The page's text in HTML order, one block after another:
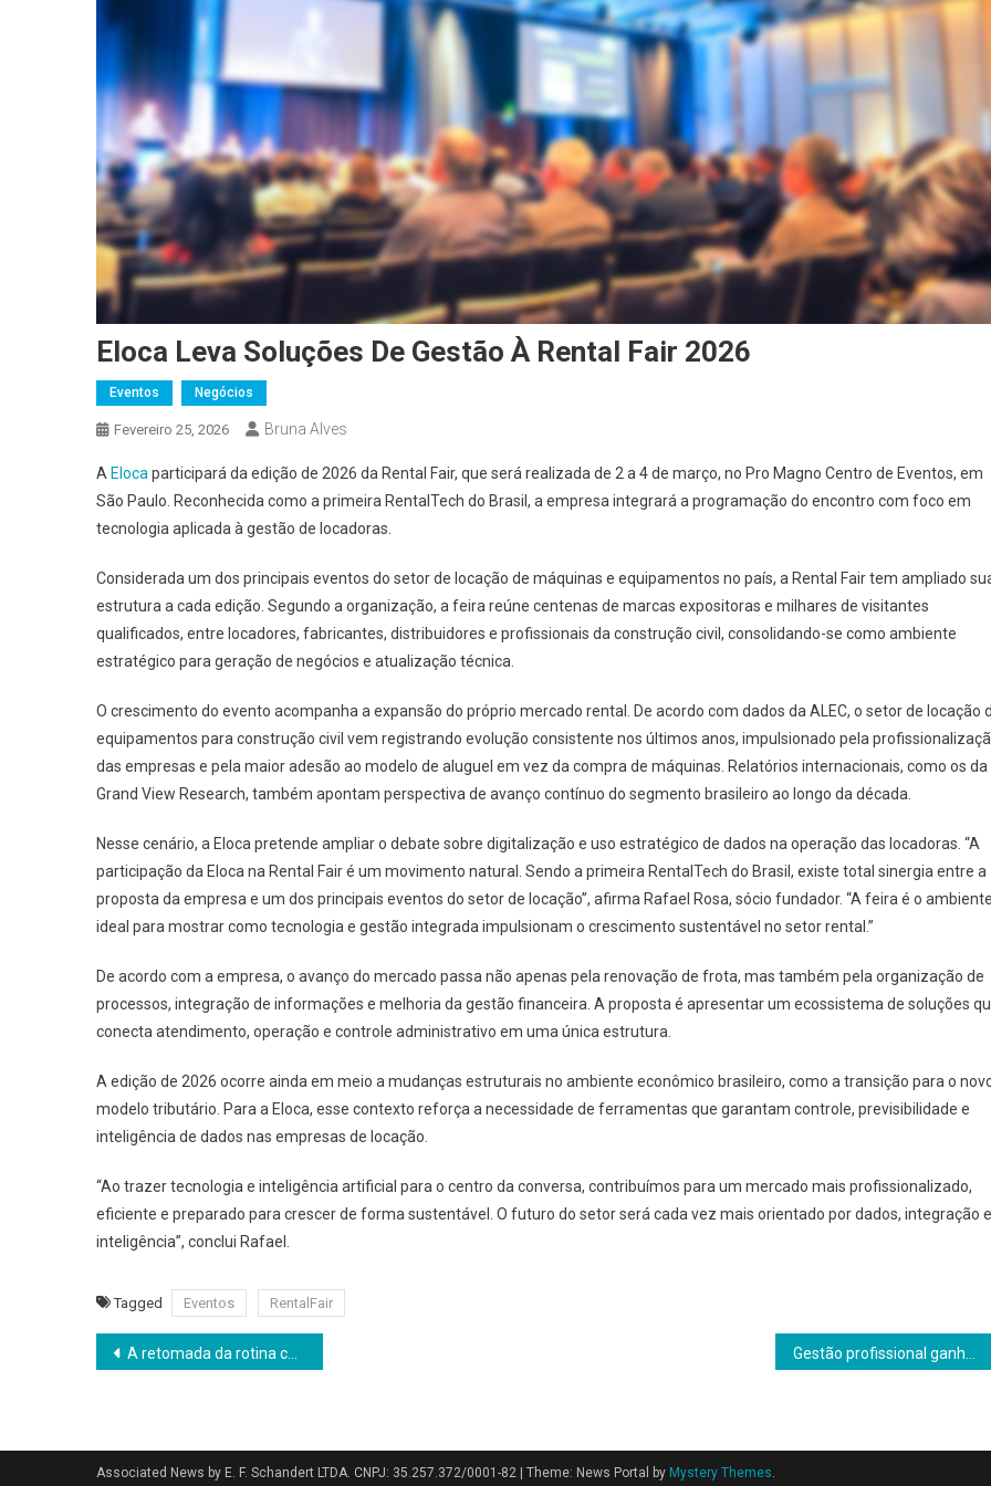
Eloca Leva Soluções De Gestão À Rental Fair 2026
Eventos Negócios
Fevereiro 25, 2026 Bruna Alves
A Eloca participará da edição de 2026 da Rental Fair, que será realizada de 2 a 4 de março, no Pro Magno Centro de Eventos, em
São Paulo. Reconhecida como a primeira RentalTech do Brasil, a empresa integrará a programação do encontro com foco em
tecnologia aplicada à gestão de locadoras.
Considerada um dos principais eventos do setor de locação de máquinas e equipamentos no país, a Rental Fair tem ampliado
estrutura a cada edição. Segundo a organização, a feira reúne centenas de marcas expositoras e milhares de visitantes
qualificados, entre locadores, fabricantes, distribuidores e profissionais da construção civil, consolidando-se como ambiente
estratégico para geração de negócios e atualização técnica.
O crescimento do evento acompanha a expansão do próprio mercado rental. De acordo com dados da ALEC, o setor de locação
equipamentos para construção civil vem registrando evolução consistente nos últimos anos, impulsionado pela
das empresas e pela maior adesão ao modelo de aluguel em vez da compra de máquinas. Relatórios internacionais, como os da
Grand View Research, também apontam perspectiva de avanço contínuo do segmento brasileiro ao longo da década.
Nesse cenário, a Eloca pretende ampliar o debate sobre digitalização e uso estratégico de dados na operação das locadoras. “A
participação da Eloca na Rental Fair é um movimento natural. Sendo a primeira RentalTech do Brasil, existe total sinergia entre a
proposta da empresa e um dos principais eventos do setor de locação”, afirma Rafael Rosa, sócio fundador. “A feira é o ambiente
ideal para mostrar como tecnologia e gestão integrada impulsionam o crescimento sustentável no setor rental.”
De acordo com a empresa, o avanço do mercado passa não apenas pela renovação de frota, mas também pela organização de
processos, integração de informações e melhoria da gestão financeira. A proposta é apresentar um ecossistema de soluções
conecta atendimento, operação e controle administrativo em uma única estrutura.
A edição de 2026 ocorre ainda em meio a mudanças estruturais no ambiente econômico brasileiro, como a transição para o
modelo tributário. Para a Eloca, esse contexto reforça a necessidade de ferramentas que garantam controle, previsibilidade e
inteligência de dados nas empresas de locação.
“Ao trazer tecnologia e inteligência artificial para o centro da conversa, contribuímos para um mercado mais profissionalizado,
eficiente e preparado para crescer de forma sustentável. O futuro do setor será cada vez mais orientado por dados, integração e
inteligência”, conclui Rafael.
Tagged Eventos RentalFair
Navegação
Post
A retomada da rotina corporativa em 2026 expõe uma nova lógica de carreira no Brasil
Associated News by E. F. Schandert LTDA. CNPJ: 35.257.372/0001-82 Theme: News Portal by Mystery Themes.